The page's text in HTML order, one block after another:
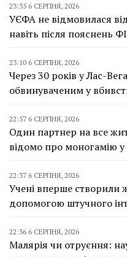
23:35 6 СЕРПНЯ, 2026
УЄФА не відмовилася
навіть після пояснень
23:10 6 СЕРПНЯ, 2026
Через 30 років у Лас-
обвинуваченим у
22:57 6 СЕРПНЯ, 2026
Один партнер на все
відомо про моногамію
22:37 6 СЕРПНЯ, 2026
Учені вперше створили
допомогою штучного
22:36 6 СЕРПНЯ, 2026
Малярія чи отруєння: